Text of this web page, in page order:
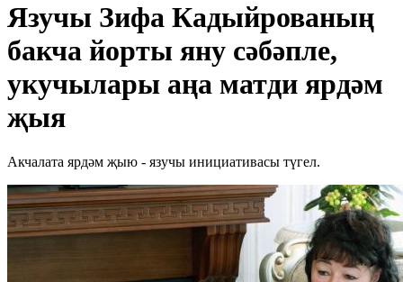
Язучы Зифа Кадыйрованың
бакча йорты яну сәбәпле,
укучылары аңа матди ярдәм
җыя
Акчалата ярдәм җыю - язучы инициативасы түгел.